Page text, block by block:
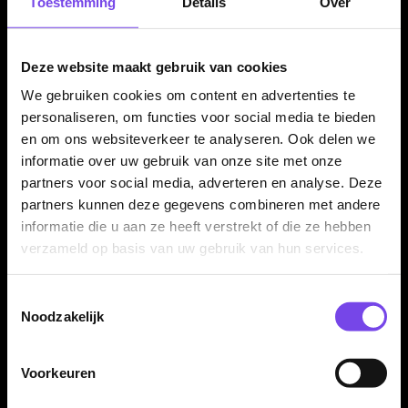
Deze website maakt gebruik van cookies
We gebruiken cookies om content en advertenties te
personaliseren, om functies voor social media te bieden
en om ons websiteverkeer te analyseren. Ook delen we
informatie over uw gebruik van onze site met onze
partners voor social media, adverteren en analyse. Deze
partners kunnen deze gegevens combineren met andere
informatie die u aan ze heeft verstrekt of die ze hebben
verzameld op basis van uw gebruik van hun services.
Noodzakelijk
Voorkeuren
✓ Verkrijgbaar in 21 en 23 gram
✓ Compacte tungsten barrel met stabiel speelgevoel
✓ Compleet geleverd met nylon medium shafts en Bull's
flights
Dartpijl Materiaal:90% Tungsten
Dartpijl Kleur:
Dartspeler:Filip Ljubenko